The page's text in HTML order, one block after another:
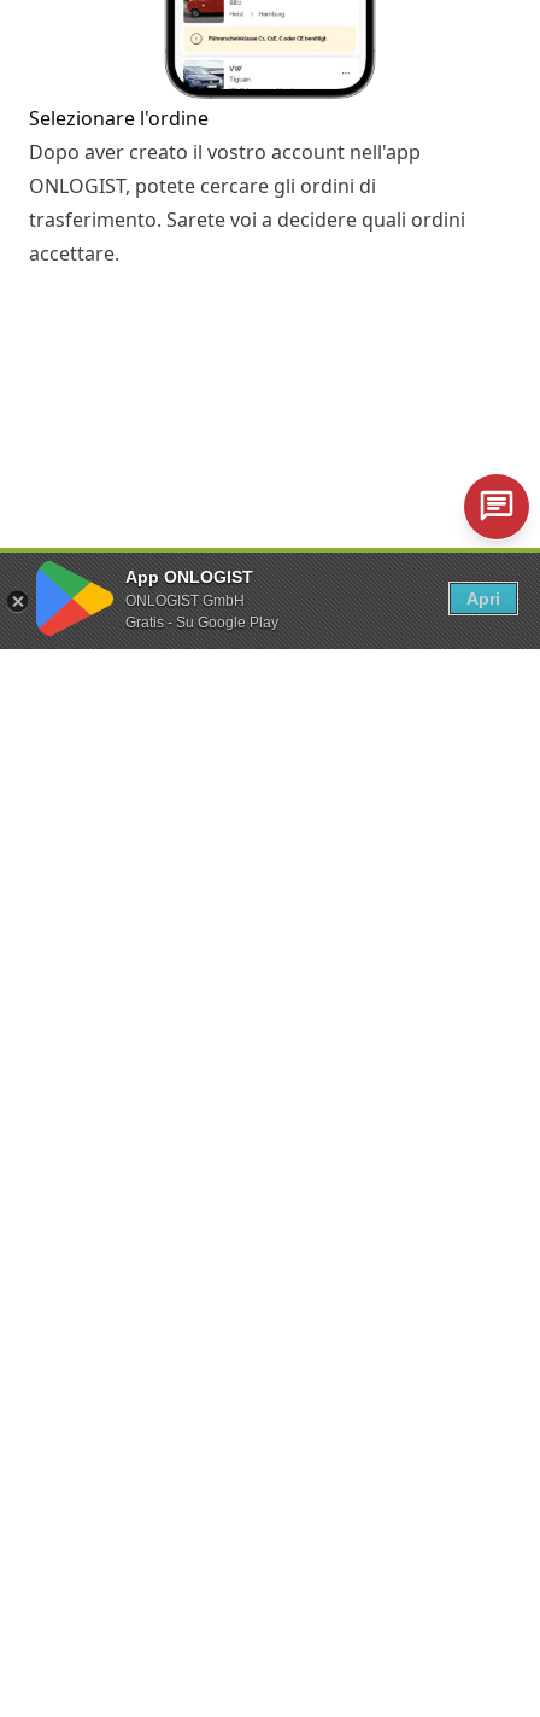
App ONLOGIST
ONLOGIST GmbH
Gratis - Su Google Play
Apri
Selezionare l'ordine
Dopo aver creato il vostro account nell'app
ONLOGIST, potete cercare gli ordini di
trasferimento. Sarete voi a decidere quali ordini
accettare.
Trasferimento di un veicolo
Il giorno del trasferimento, si ritira il veicolo nel
luogo di partenza. Con l'app si registra il ritiro, si